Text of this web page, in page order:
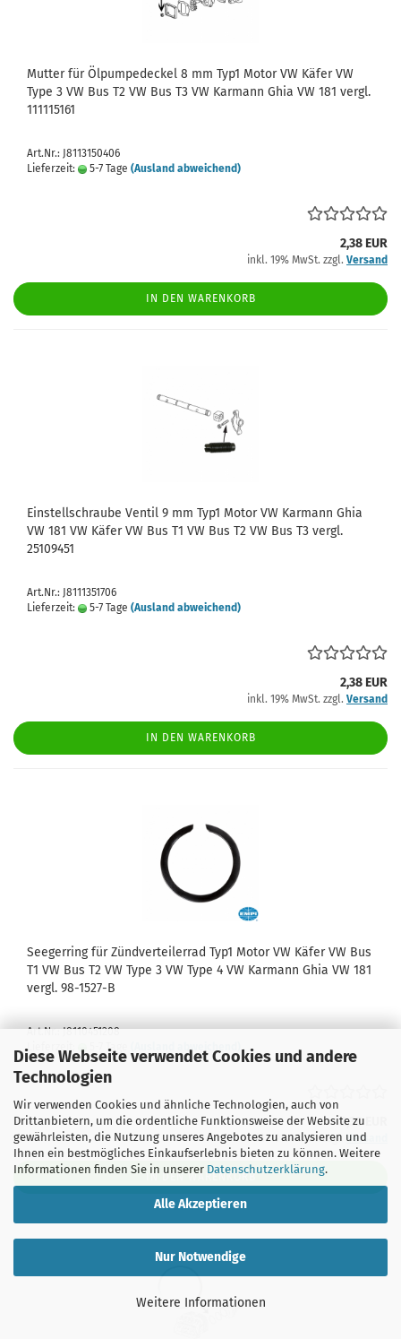
Diese Webseite verwendet Cookies und andere
Technologien
Wir verwenden Cookies und ähnliche Technologien, auch von
Drittanbietern, um die ordentliche Funktionsweise der Website zu
gewährleisten, die Nutzung unseres Angebotes zu analysieren und
Ihnen ein bestmögliches Einkaufserlebnis bieten zu können. Weitere
Informationen finden Sie in unserer Datenschutzerklärung.
Alle Akzeptieren
Nur Notwendige
Weitere Informationen
Mutter für Ölpumpedeckel 8 mm Typ1 Motor VW Käfer VW
Type 3 VW Bus T2 VW Bus T3 VW Karmann Ghia VW 181 vergl.
111115161
Art.Nr.: J8113150406
Lieferzeit:
5-7 Tage (Ausland abweichend)
2,38 EUR
inkl. 19% MwSt. zzgl. Versand
IN DEN WARENKORB
Einstellschraube Ventil 9 mm Typ1 Motor VW Karmann Ghia
VW 181 VW Käfer VW Bus T1 VW Bus T2 VW Bus T3 vergl.
25109451
Art.Nr.: J8111351706
Lieferzeit:
5-7 Tage (Ausland abweichend)
2,38 EUR
inkl. 19% MwSt. zzgl. Versand
IN DEN WARENKORB
Seegerring für Zündverteilerrad Typ1 Motor VW Käfer VW Bus
T1 VW Bus T2 VW Type 3 VW Type 4 VW Karmann Ghia VW 181
vergl. 98-1527-B
Art.Nr.: J8110451208
Lieferzeit:
5-7 Tage (Ausland abweichend)
2,38 EUR
inkl. 19% MwSt. zzgl. Versand
IN DEN WARENKORB